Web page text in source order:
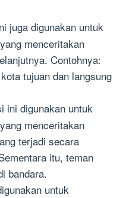
juga digunakan untuk
menceritakan
Contohnya:
tujuan dan langsung
ini digunakan untuk
menceritakan
terjadi secara
itu, teman
bandara.
untuk